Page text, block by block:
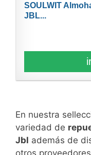
SOULWIT
JBL...
En nuestra
variedad de
Jbl además de